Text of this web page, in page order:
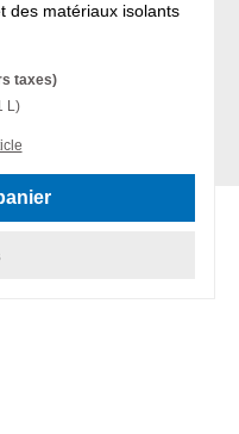
des matériaux isolants
taxes)
L)